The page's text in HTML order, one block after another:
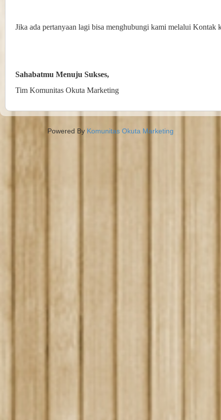
Jika ada pertanyaan lagi bisa menghubungi kami melalui Kontak
Sahabatmu Menuju Sukses,
Tim Komunitas Okuta Marketing
Powered By Komunitas Okuta Marketing